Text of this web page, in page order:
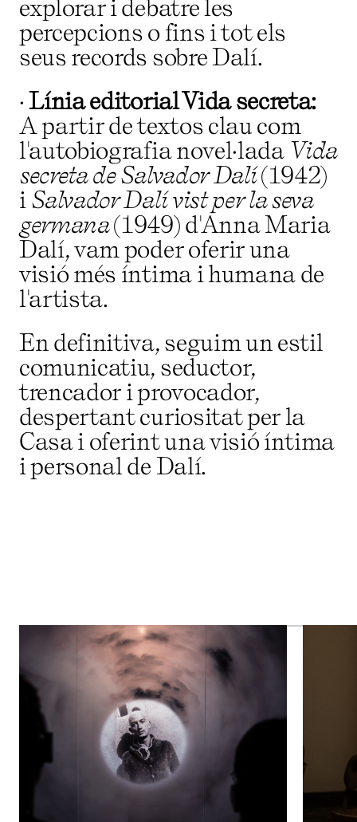
explorar i debatre les
percepcions o fins i tot els
seus records sobre Dalí.
·Línia editorial Vida secreta:
A partir de textos clau com
l'autobiografia novel·lada Vida
secreta de Salvador Dalí(1942)
iSalvador Dalí vist per la seva
germana(1949) d'Anna Maria
Dalí, vam poder oferir una
visió més íntima i humana de
l'artista.
En definitiva, seguim un estil
comunicatiu, seductor,
trencador i provocador,
despertant curiositat per la
Casa i oferint una visió íntima
i personal de Dalí.